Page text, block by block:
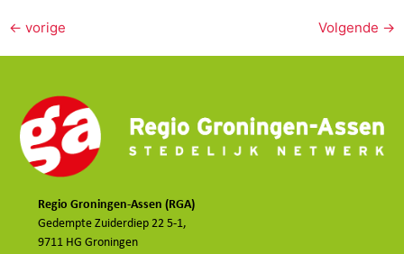
← vorige Volgende →
Regio Groningen-Assen (RGA)
Gedempte Zuiderdiep 22 5-1,
9711 HG Groningen